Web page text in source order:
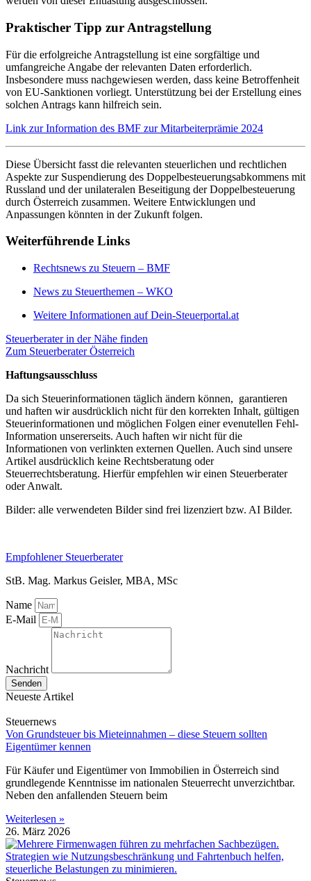
Praktischer Tipp zur Antragstellung
Für die erfolgreiche Antragstellung ist eine sorgfältige und
umfangreiche Angabe der relevanten Daten erforderlich.
Insbesondere muss nachgewiesen werden, dass keine Betroffenheit
von EU-Sanktionen vorliegt. Unterstützung bei der Erstellung eines
solchen Antrags kann hilfreich sein.
Link zur Information des BMF zur Mitarbeiterprämie 2024
Diese Übersicht fasst die relevanten steuerlichen und rechtlichen
Aspekte zur Suspendierung des Doppelbesteuerungsabkommens mit
Russland und der unilateralen Beseitigung der Doppelbesteuerung
durch Österreich zusammen. Weitere Entwicklungen und
Anpassungen könnten in der Zukunft folgen.
Weiterführende Links
Rechtsnews zu Steuern – BMF
News zu Steuerthemen – WKO
Weitere Informationen auf Dein-Steuerportal.at
Steuerberater in der Nähe finden
Zum Steuerberater Österreich
Haftungsausschluss
Da sich Steuerinformationen täglich ändern können, garantieren
und haften wir ausdrücklich nicht für den korrekten Inhalt, gültigen
Steuerinformationen und möglichen Folgen einer evenutellen Fehl-
Information unsererseits. Auch haften wir nicht für die
Informationen von verlinkten externen Quellen. Auch sind unsere
Artikel ausdrücklich keine Rechtsberatung oder
Steuerrechtsberatung. Hierfür empfehlen wir einen Steuerberater
oder Anwalt.
Bilder: alle verwendeten Bilder sind frei lizenziert bzw. AI Bilder.
Empfohlener Steuerberater
StB. Mag. Markus Geisler, MBA, MSc
Name
E-Mail
Nachricht
Senden
Neueste Artikel
Steuernews
Von Grundsteuer bis Mieteinnahmen – diese Steuern sollten
Eigentümer kennen
Für Käufer und Eigentümer von Immobilien in Österreich sind
grundlegende Kenntnisse im nationalen Steuerrecht unverzichtbar.
Neben den anfallenden Steuern beim
Weiterlesen »
26. März 2026